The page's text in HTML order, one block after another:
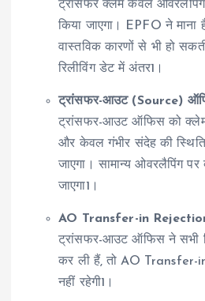
ट्रांसफर क्लेम केवल
किया जाएगा। EPFO ने माना
वास्तविक कारणों से भी हो
रिलीविंग डेट में अंतर1 ।
ट्रांसफर-आउट (Source)
ट्रांसफर-आउट ऑफिस को क्लेम
और केवल गंभीर संदेह की स्थिति
जाएगा। सामान्य ओवरलैपिंग
जाएगा1 ।
AO Transfer-in
ट्रांसफर-आउट ऑफिस ने सभी
कर ली हैं, तो AO Transfer-
नहीं रहेगी1 ।